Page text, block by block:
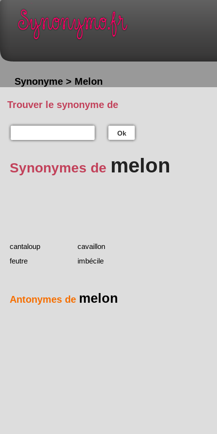
Synonyme > Melon
Trouver le synonyme de
Ok
Synonymes de melon
cantaloup
cavaillon
feutre
imbécile
Antonymes de melon